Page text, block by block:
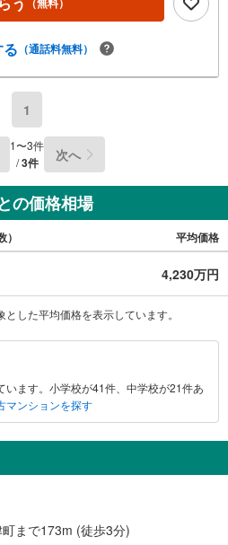
おります。◆住宅ローン相談会◆お客
算も行っております。人生最大のお買
。◆優遇金利にこだわる◆大きな金額
大きな変化が生じます。取引の多い弊
、傾向、トレンドを熟知しております
ズにあった金融機関をご紹介させて頂
（通話料無料）
1
1〜3件
/3件 次へ
の価格相場
平均価格
4,230万円
した平均価格を表示しています。
います。小学校が41件、中学校が21件あ
マンションを探す
まで173m (徒歩3分)